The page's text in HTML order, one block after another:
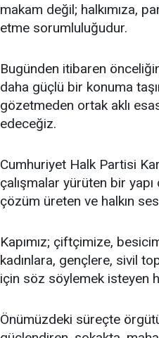
makam değil; halkımıza,
etme sorumluluğudur.
Bugünden itibaren
daha güçlü bir konuma
gözetmeden ortak aklı
edeceğiz.
Cumhuriyet Halk Partisi
çalışmalar yürüten bir
çözüm üreten ve halkın
Kapımız; çiftçimize,
kadınlara, gençlere, sivil
için söz söylemek isteyen
Önümüzdeki süreçte